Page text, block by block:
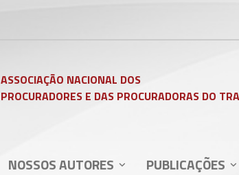
ASSOCIAÇÃO NACIONAL DOS
PROCURADORES E DAS PROCURADORAS DO
NOSSOS AUTORES PUBLICAÇÕES